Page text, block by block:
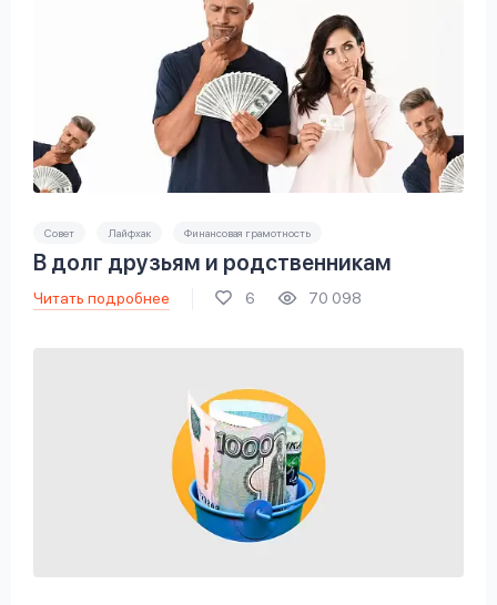
Совет Лайфхак Финансовая грамотность
В долг друзьям и родственникам
Читать подробнее 6 70 098